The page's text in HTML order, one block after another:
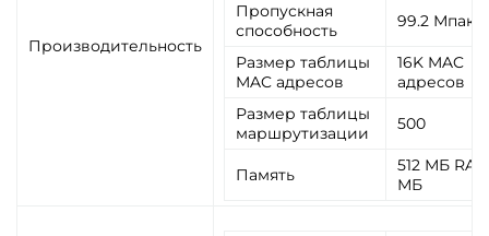
Производительность
Пропускная
способность
99.2 Мпак/с
Размер таблицы
MAC адресов
16K MAC
адресов
Размер таблицы
маршрутизации
500
Память
512 МБ
МБ